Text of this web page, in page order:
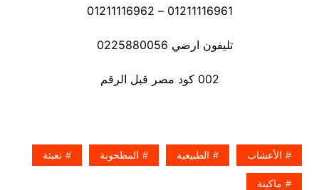
01211116961 – 01211116962
تليفون ارضي 0225880056
002 كود مصر قبل الرقم
الأعشاب الطبيعية المطحونة تعبئة
ماكينة